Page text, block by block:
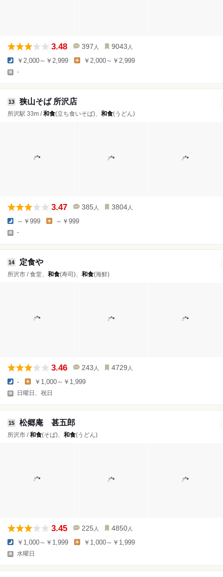
3.48 397 人 9043 人
￥2,000～￥2,999 ￥2,000～￥2,999
-
13 狭山そば 所沢店
所沢駅 33m /和食(立ち食いそば)、 和食(うどん)
3.47 385 人 3804 人
～￥999 ～￥999
-
14 定食や
所沢市 / 食堂、 和食(寿司)、 和食(海鮮)
3.46 243 人 4729 人
- ￥1,000～￥1,999
日曜日、祝日
15 松郷庵 甚五郎
所沢市 /和食(そば)、 和食(うどん)
3.45 225 人 4850 人
￥1,000～￥1,999 ￥1,000～￥1,999
水曜日